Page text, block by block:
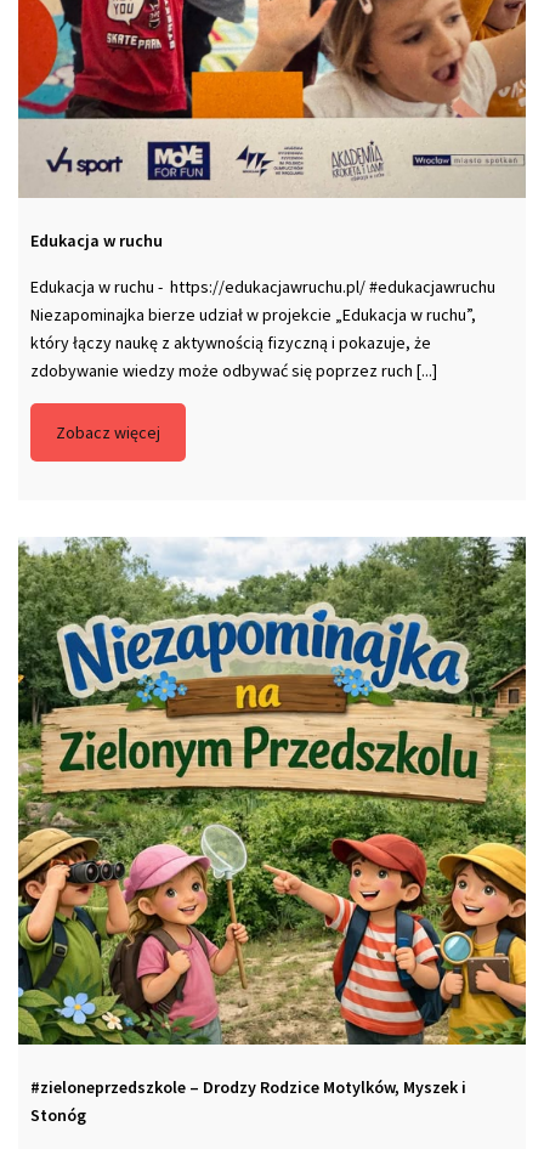
Edukacja w ruchu
Edukacja w ruchu - https://edukacjawruchu.pl/ #edukacjawruchu
Niezapominajka bierze udział w projekcie „Edukacja w ruchu”,
który łączy naukę z aktywnością fizyczną i pokazuje, że
zdobywanie wiedzy może odbywać się poprzez ruch [...]
Zobacz więcej
#zieloneprzedszkole – Drodzy Rodzice Motylków, Myszek i
Stonóg